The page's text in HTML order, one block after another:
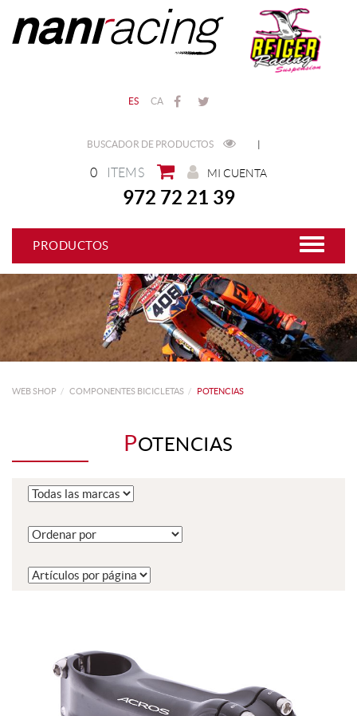
ES CA
BUSCADOR DE PRODUCTOS |
0 ITEMS MI CUENTA
972 72 21 39
PRODUCTOS
WEB SHOP COMPONENTES BICICLETAS POTENCIAS
POTENCIAS